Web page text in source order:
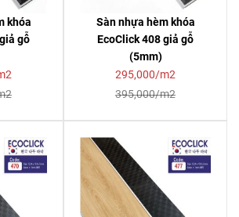
khóa
gỗ
Sàn nhựa hèm khóa
EcoClick 408 giả gỗ
(5mm)
295,000/m2
395,000/m2